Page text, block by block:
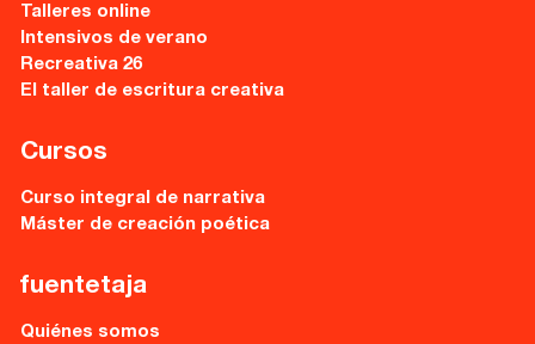
Talleres online
Intensivos de verano
Recreativa 26
El taller de escritura creativa
Cursos
Curso integral de narrativa
Máster de creación poética
fuentetaja
Quiénes somos